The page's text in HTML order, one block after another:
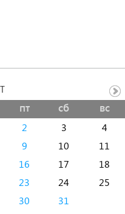
пт сб вс
2 3
4
9 10
11
16 17
18
23 24
25
30 31